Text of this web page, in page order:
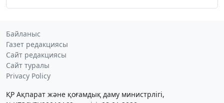
Байланыс
Газет редакциясы
Сайт редакциясы
Сайт туралы
Privacy Policy
ҚР Ақпарат және қоғамдық даму министрлігі,